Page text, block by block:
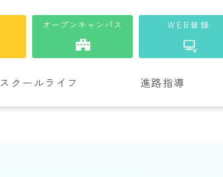
オープンキャンパス WEB登録
スクールライフ 進路指導